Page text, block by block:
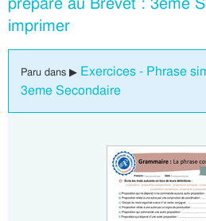
imprimer
Paru dans ▶ Exercices - Phrase
3eme Secondaire